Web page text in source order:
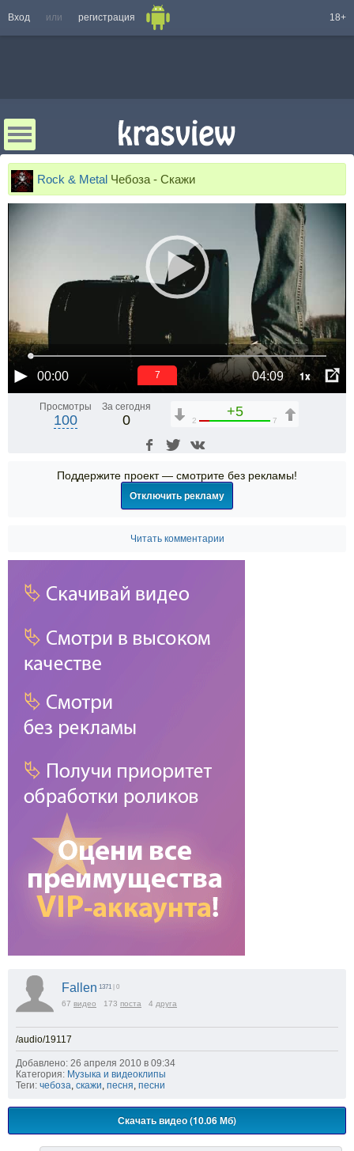
Вход или регистрация 18+
Rock & Metal Чебоза - Скажи
00:00 04:09 1x
7
Просмотры
100
За сегодня
0
+5
2 7
Поддержите проект — смотрите без рекламы!
Отключить рекламу
Читать комментарии
Fallen 1371 | 0
67 видео 173 поста 4 друга
/audio/19117
Добавлено: 26 апреля 2010 в 09:34
Категория: Музыка и видеоклипы
Теги: чебоза скажи песня песни
Скачать видео (10.06 Мб)